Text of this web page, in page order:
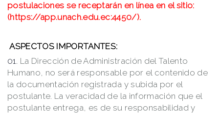
postulaciones se receptarán en línea en el sitio:
(https://app.unach.edu.ec:4450/).
ASPECTOS IMPORTANTES:
La Dirección de Administración del Talento
Humano, no será responsable por el contenido de
la documentación registrada y subida por el
postulante. La veracidad de la información que el
postulante entrega, es de su responsabilidad y